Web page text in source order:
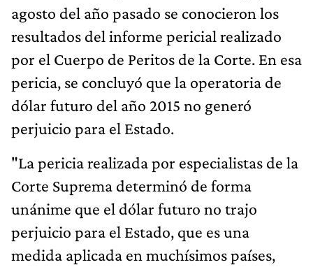
agosto del año pasado se conocieron los
resultados del informe pericial realizado
por el Cuerpo de Peritos de la Corte. En esa
pericia, se concluyó que la operatoria de
dólar futuro del año 2015 no generó
perjuicio para el Estado.
"La pericia realizada por especialistas de la
Corte Suprema determinó de forma
unánime que el dólar futuro no trajo
perjuicio para el Estado, que es una
medida aplicada en muchísimos países,